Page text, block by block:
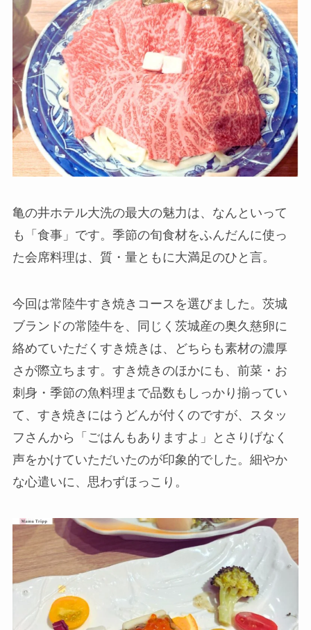
亀の井ホテル大洗の最大の魅力は、なんといって
も「食事」です。季節の旬食材をふんだんに使っ
た会席料理は、質・量ともに大満足のひと言。
今回は常陸牛すき焼きコースを選びました。茨城
ブランドの常陸牛を、同じく茨城産の奥久慈卵に
絡めていただくすき焼きは、どちらも素材の濃厚
さが際立ちます。すき焼きのほかにも、前菜・お
刺身・季節の魚料理まで品数もしっかり揃ってい
て、すき焼きにはうどんが付くのですが、スタッ
フさんから「ごはんもありますよ」とさりげなく
声をかけていただいたのが印象的でした。細やか
な心遣いに、思わずほっこり。